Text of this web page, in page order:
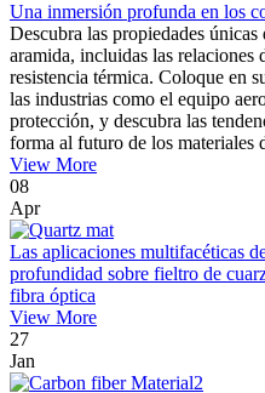
Una inmersión profunda en los
Descubra las propiedades
aramida, incluidas las relaciones
resistencia térmica. Coloque en
las industrias como el equipo
protección, y descubra las
forma al futuro de los materiales
View More
08
Apr
Las aplicaciones multifacéticas
profundidad sobre fieltro de
fibra óptica
View More
27
Jan